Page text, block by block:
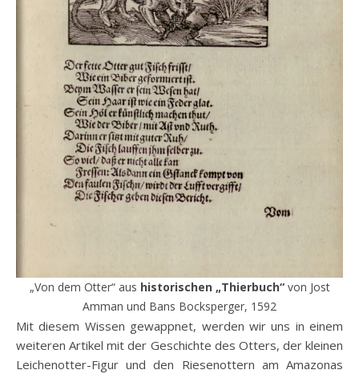
„Von dem Otter“ aus historischen „Thierbuch“von Jost
Amman und Bans Bocksperger, 1592
Mit diesem Wissen gewappnet, werden wir uns in einem
weiteren Artikel mit der Geschichte des Otters, der kleinen
Leichenotter-Figur und den Riesenottern am Amazonas